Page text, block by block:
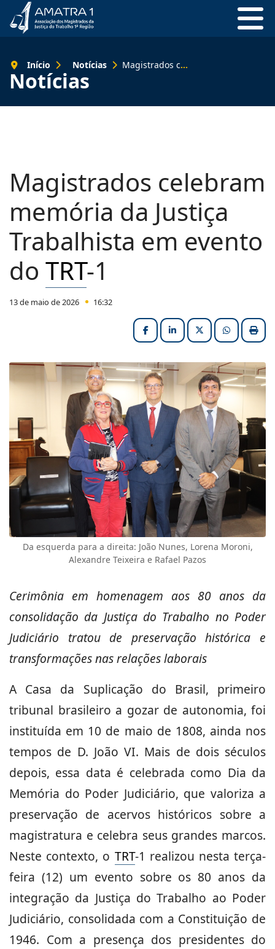
Notícias
Início Notícias Magistrados celebram memória da Justiça Trabalhista em evento do TRT-1
Magistrados celebram
memória da Justiça
Trabalhista em evento
do TRT-1
13 de maio de 2026 16:32
FacebookLinkedInX (formerly
Da esquerda para a direita: João Nunes, Lorena Moroni,
Alexandre Teixeira e Rafael Pazos
Cerimônia em homenagem aos 80 anos da
consolidação da Justiça do Trabalho no Poder
Judiciário tratou de preservação histórica e
transformações nas relações laborais
A Casa da Suplicação do Brasil, primeiro
tribunal brasileiro a gozar de autonomia, foi
instituída em 10 de maio de 1808, ainda nos
tempos de D. João VI. Mais de dois séculos
depois, essa data é celebrada como Dia da
Memória do Poder Judiciário, que valoriza a
preservação de acervos históricos sobre a
magistratura e celebra seus grandes marcos.
Neste contexto, o TRT-1 realizou nesta terça-
feira (12) um evento sobre os 80 anos da
integração da Justiça do Trabalho ao Poder
Judiciário, consolidada com a Constituição de
1946. Com a presença dos presidentes do